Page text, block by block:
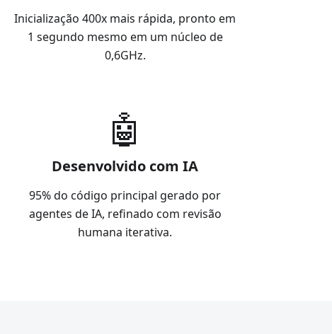
Inicialização 400x mais rápida, pronto em
1 segundo mesmo em um núcleo de
0,6GHz.
🤖
Desenvolvido com IA
95% do código principal gerado por
agentes de IA, refinado com revisão
humana iterativa.